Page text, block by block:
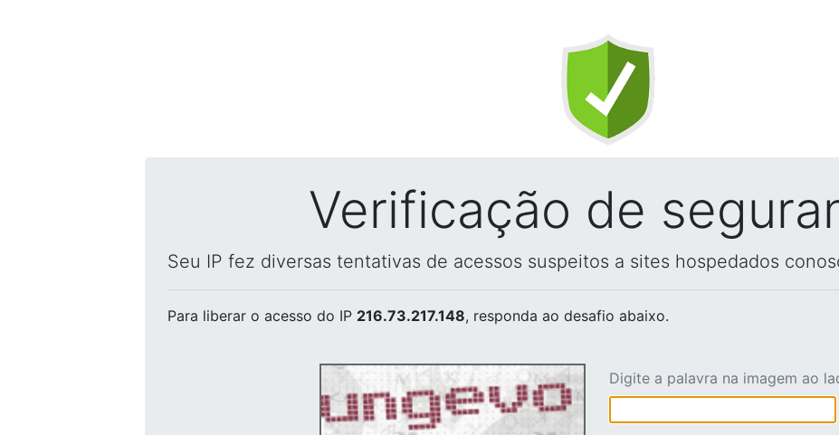
Verificação de
Seu IP fez diversas tentativas de acessos suspeitos a sites hospedados
Para liberar o acesso do IP 216.73.217.148, responda ao desafio abaixo.
Digite a palavra na imagem ao